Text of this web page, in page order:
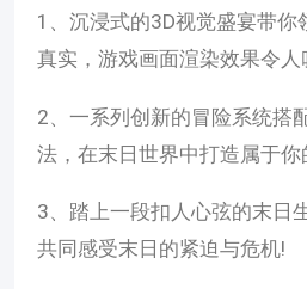
1、沉浸式的3D视觉盛宴带你
真实，游戏画面渲染效果令人
2、一系列创新的冒险系统搭
法，在末日世界中打造属于
3、踏上一段扣人心弦的末日
共同感受末日的紧迫与危机!